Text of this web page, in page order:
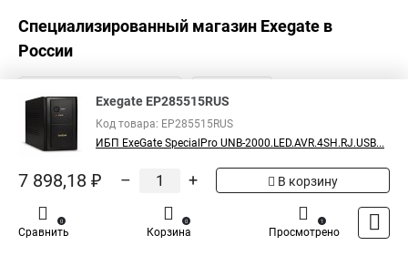
Специализированный магазин Exegate в
России
Exegate EP285515RUS
Код товара: EP285515RUS
ИБП ExeGate SpecialPro UNB-2000.LED.AVR.4SH.RJ.USB...
7 898,18 ₽ – + В корзину
Сравнить
0
Корзина
0
Просмотрено
1